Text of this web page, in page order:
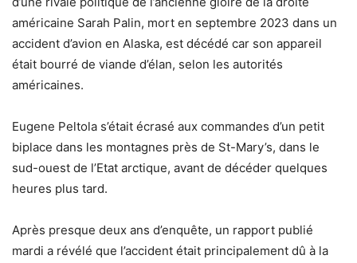
américaine Sarah Palin, mort en septembre 2023 dans un
accident d’avion en Alaska, est décédé car son appareil
était bourré de viande d’élan, selon les autorités
américaines.
Eugene Peltola s’était écrasé aux commandes d’un petit
biplace dans les montagnes près de St-Mary’s, dans le
sud-ouest de l’Etat arctique, avant de décéder quelques
heures plus tard.
Après presque deux ans d’enquête, un rapport publié
mardi a révélé que l’accident était principalement dû à la